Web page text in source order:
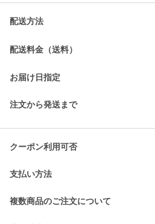
配送方法
配送料金（送料）
お届け日指定
注文から発送まで
クーポン利用可否
支払い方法
複数商品のご注文について